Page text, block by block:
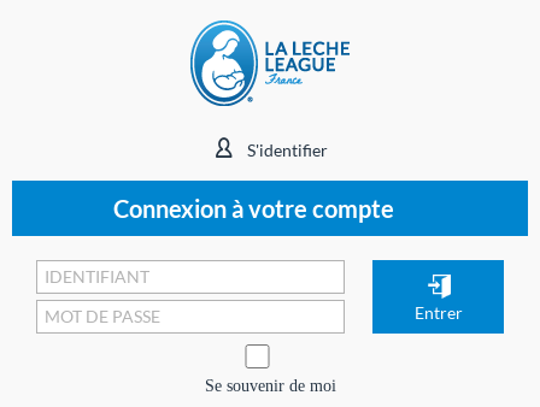
S'identifier
Connexion à votre compte
Se souvenir de moi